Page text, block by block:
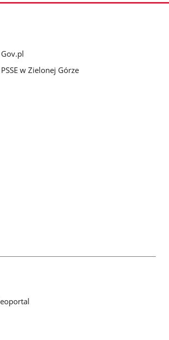
Gov.pl
PSSE w Zielonej Górze